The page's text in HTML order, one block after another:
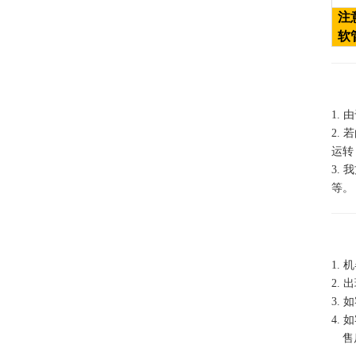
注
软
1.
2.
运转
3.
等。
1.
2.
3.
4.
售